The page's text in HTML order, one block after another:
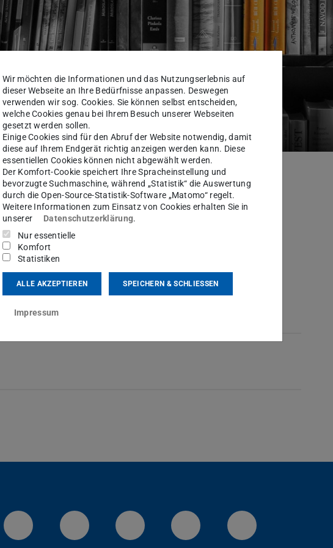
Themensammlung
LinkedIn-Seite der TU Darmstadt
Instagram-Kanal der TU Darmstadt
Bluesky-Kanal der TU
Facebook-Seite
YouTube-
Wir möchten die Informationen und das Nutzungserlebnis auf
dieser Webseite an Ihre Bedürfnisse anpassen. Deswegen
verwenden wir sog. Cookies. Sie können selbst entscheiden,
welche Cookies genau bei Ihrem Besuch unserer Webseiten
gesetzt werden sollen.
Einige Cookies sind für den Abruf der Website notwendig, damit
diese auf Ihrem Endgerät richtig anzeigen werden kann. Diese
essentiellen Cookies können nicht abgewählt werden.
Der Komfort-Cookie speichert Ihre Spracheinstellung und
bevorzugte Suchmaschine, während „Statistik“ die Auswertung
durch die Open-Source-Statistik-Software „Matomo“ regelt.
Weitere Informationen zum Einsatz von Cookies erhalten Sie in
unserer
Datenschutzerklärung.
Nur essentielle
Komfort
Statistiken
ALLE AKZEPTIEREN SPEICHERN & SCHLIESSEN
Impressum